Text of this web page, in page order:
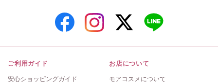
ご利用ガイド
安心ショッピングガイド
お店について
モアコスメについて